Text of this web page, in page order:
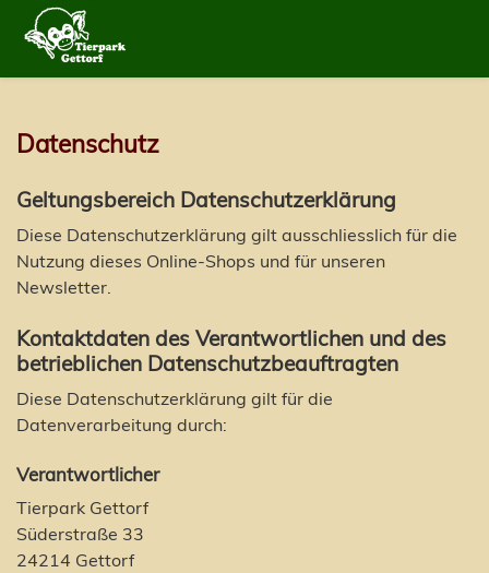
Datenschutz
Geltungsbereich Datenschutzerklärung
Diese Datenschutzerklärung gilt ausschliesslich für die
Nutzung dieses Online-Shops und für unseren
Newsletter.
Kontaktdaten des Verantwortlichen und des
betrieblichen Datenschutzbeauftragten
Diese Datenschutzerklärung gilt für die
Datenverarbeitung durch:
Verantwortlicher
Tierpark Gettorf
Süderstraße 33
24214 Gettorf